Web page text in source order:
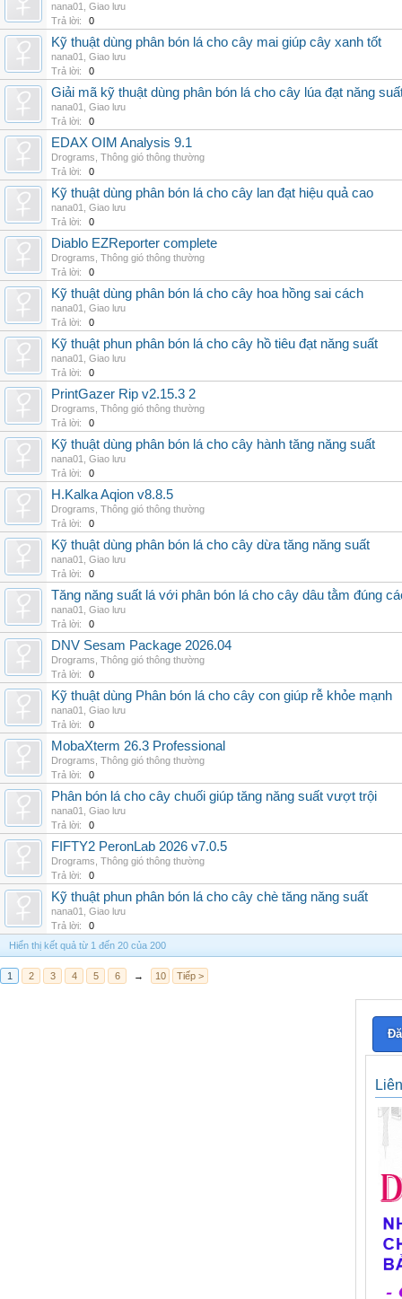
nana01
Giao lưu
Trả lời:
0
Kỹ thuật dùng phân bón lá cho cây mai giúp cây xanh tốt
nana01
Giao lưu
Trả lời:
0
Giải mã kỹ thuật dùng phân bón lá cho cây lúa đạt năng
nana01
Giao lưu
Trả lời:
0
EDAX OIM Analysis 9.1
Drograms Thông gió thông thường
Trả lời:
0
Kỹ thuật dùng phân bón lá cho cây lan đạt hiệu quả cao
nana01
Giao lưu
Trả lời:
0
Diablo EZReporter complete
Drograms Thông gió thông thường
Trả lời:
0
Kỹ thuật dùng phân bón lá cho cây hoa hồng sai cách
nana01
Giao lưu
Trả lời:
0
Kỹ thuật phun phân bón lá cho cây hồ tiêu đạt năng suất
nana01
Giao lưu
Trả lời:
0
PrintGazer Rip v2.15.3 2
Drograms Thông gió thông thường
Trả lời:
0
Kỹ thuật dùng phân bón lá cho cây hành tăng năng suất
nana01
Giao lưu
Trả lời:
0
H.Kalka Aqion v8.8.5
Drograms Thông gió thông thường
Trả lời:
0
Kỹ thuật dùng phân bón lá cho cây dừa tăng năng suất
nana01
Giao lưu
Trả lời:
0
Tăng năng suất lá với phân bón lá cho cây dâu tằm đúng
nana01
Giao lưu
Trả lời:
0
DNV Sesam Package 2026.04
Drograms Thông gió thông thường
Trả lời:
0
Kỹ thuật dùng Phân bón lá cho cây con giúp rễ khỏe mạnh
nana01
Giao lưu
Trả lời:
0
MobaXterm 26.3 Professional
Drograms Thông gió thông thường
Trả lời:
0
Phân bón lá cho cây chuối giúp tăng năng suất vượt trội
nana01
Giao lưu
Trả lời:
0
FIFTY2 PeronLab 2026 v7.0.5
Drograms Thông gió thông thường
Trả lời:
0
Kỹ thuật phun phân bón lá cho cây chè tăng năng suất
nana01
Giao lưu
Trả lời:
0
Hiển thị kết quả từ 1 đến 20 của 200
1 2 3 4 5 6 → 10 Tiếp >